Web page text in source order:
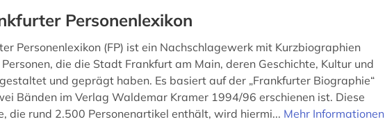
Personenlexikon
Personenlexikon (FP) ist ein Nachschlagewerk mit Kurzbiographien
die die Stadt Frankfurt am Main, deren Geschichte, Kultur und
und geprägt haben. Es basiert auf der „Frankfurter Biographie“
Bänden im Verlag Waldemar Kramer 1994/96 erschienen ist. Diese
die rund 2.500 Personenartikel enthält, wird hiermi... Mehr Informationen